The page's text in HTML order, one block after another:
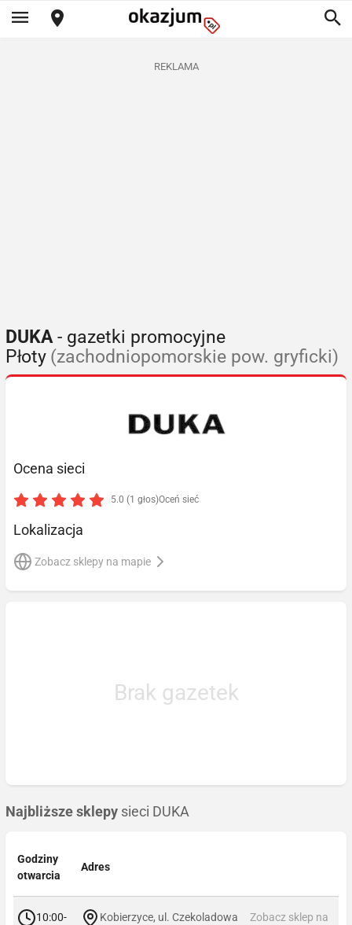
REKLAMA
DUKA- gazetki promocyjne
Płoty (zachodniopomorskie pow. gryficki)
Ocena sieci
5.0 (1 głos)Oceń sieć
Lokalizacja
Zobacz sklepy na mapie
Brak gazetek
Najbliższe sklepy sieci DUKA
Godziny
otwarcia
Adres
10:00-
Kobierzyce, ul. Czekoladowa
Zobacz sklep na